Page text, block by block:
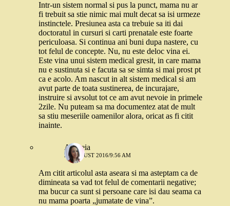
Intr-un sistem normal si pus la punct, mama nu ar
fi trebuit sa stie nimic mai mult decat sa isi urmeze
instinctele. Presiunea asta ca trebuie sa iti dai
doctoratul in cursuri si carti prenatale este foarte
periculoasa. Si continua ani buni dupa nastere, cu
tot felul de concepte. Nu, nu este deloc vina ei.
Este vina unui sistem medical gresit, in care mama
nu e sustinuta si e facuta sa se simta si mai prost pt
ca e acolo. Am nascut in alt sistem medical si am
avut parte de toata sustinerea, de incurajare,
instruire si avsolut tot ce am avut nevoie in primele
2zile. Nu puteam sa ma documentez atat de mult
sa stiu meseriile oamenilor alora, oricat as fi citit
inainte.
Andreia
27 AUGUST 2016/9:56 AM
Am citit articolul asta aseara si ma asteptam ca de
dimineata sa vad tot felul de comentarii negative;
ma bucur ca sunt si persoane care isi dau seama ca
nu mama poarta „jumatate de vina”.